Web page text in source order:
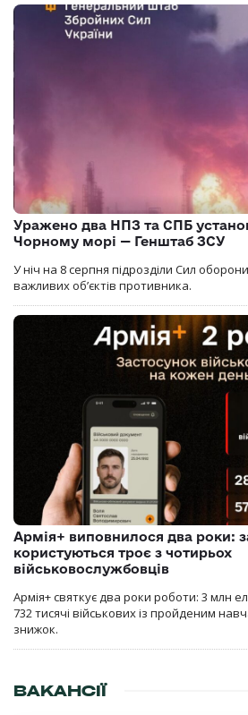
Уражено два НПЗ та СПБ
Чорному морі — Генштаб ЗСУ
У ніч на 8 серпня підрозділи Сил
важливих об’єктів противника.
Армія+ виповнилося два роки:
користуються троє з чотирьох
військовослужбовців
Армія+ святкує два роки роботи: 3 млн
732 тисячі військових із пройденим
знижок.
ВАКАНСІЇ